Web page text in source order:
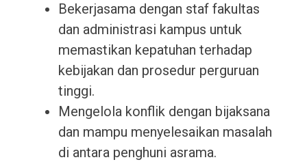
Bekerjasama dengan staf fakultas
dan administrasi kampus untuk
memastikan kepatuhan terhadap
kebijakan dan prosedur perguruan
tinggi.
Mengelola konflik dengan bijaksana
dan mampu menyelesaikan masalah
di antara penghuni asrama.